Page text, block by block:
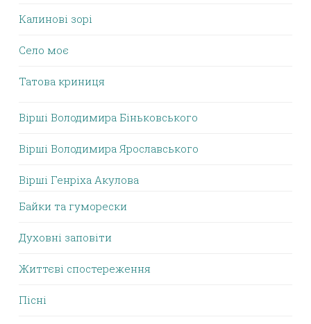
Калинові зорі
Село моє
Татова криниця
Вірші Володимира Біньковського
Вірші Володимира Ярославського
Вірші Генріха Акулова
Байки та гуморески
Духовні заповіти
Життєві спостереження
Пісні